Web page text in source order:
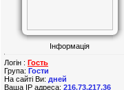
Інформація
Логін : Гость
Група: Гости
На сайті Ви: дней
Ваша IP адреса: 216.73.217.36